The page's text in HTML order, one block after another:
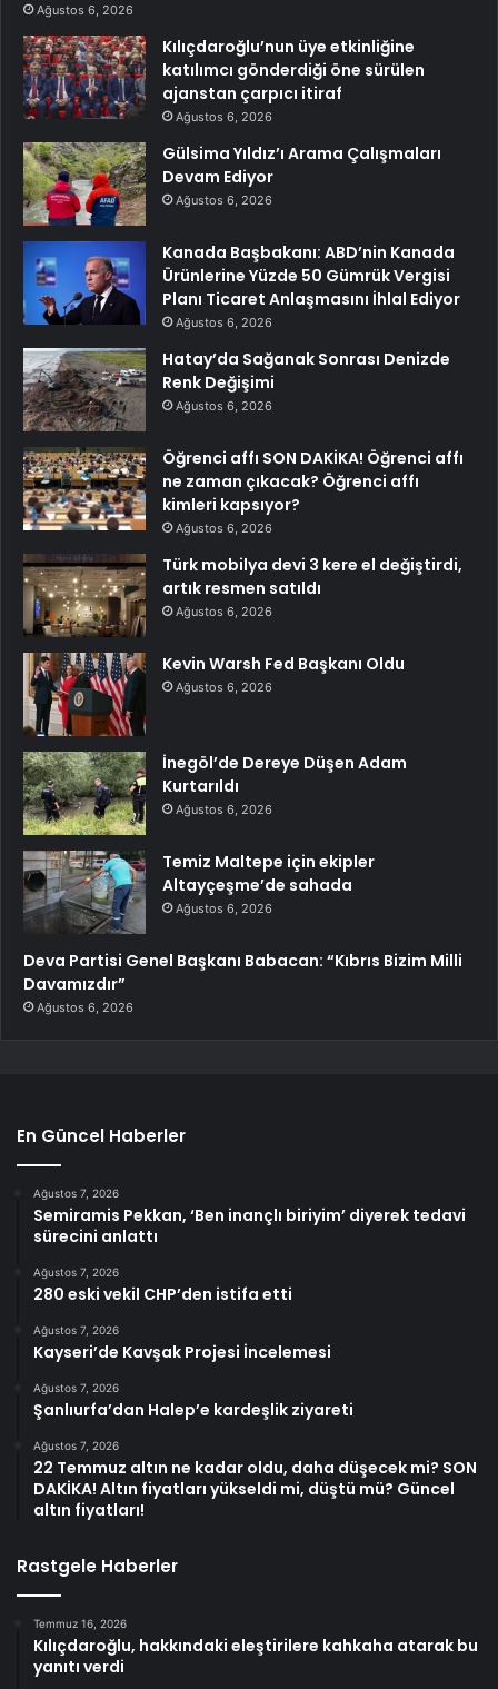
Ağustos 6, 2026
Kılıçdaroğlu’nun üye etkinliğine
katılımcı gönderdiği öne sürülen
ajanstan çarpıcı itiraf
Ağustos 6, 2026
Gülsima Yıldız’ı Arama Çalışmaları
Devam Ediyor
Ağustos 6, 2026
Kanada Başbakanı: ABD’nin Kanada
Ürünlerine Yüzde 50 Gümrük Vergisi
Planı Ticaret Anlaşmasını İhlal Ediyor
Ağustos 6, 2026
Hatay’da Sağanak Sonrası Denizde
Renk Değişimi
Ağustos 6, 2026
Öğrenci affı SON DAKİKA! Öğrenci affı
ne zaman çıkacak? Öğrenci affı
kimleri kapsıyor?
Ağustos 6, 2026
Türk mobilya devi 3 kere el değiştirdi,
artık resmen satıldı
Ağustos 6, 2026
Kevin Warsh Fed Başkanı Oldu
Ağustos 6, 2026
İnegöl’de Dereye Düşen Adam
Kurtarıldı
Ağustos 6, 2026
Temiz Maltepe için ekipler
Altayçeşme’de sahada
Ağustos 6, 2026
Deva Partisi Genel Başkanı Babacan: “Kıbrıs Bizim Milli
Davamızdır”
Ağustos 6, 2026
En Güncel Haberler
Ağustos 7, 2026
Semiramis Pekkan, ‘Ben inançlı biriyim’ diyerek tedavi
sürecini anlattı
Ağustos 7, 2026
280 eski vekil CHP’den istifa etti
Ağustos 7, 2026
Kayseri’de Kavşak Projesi İncelemesi
Ağustos 7, 2026
Şanlıurfa’dan Halep’e kardeşlik ziyareti
Ağustos 7, 2026
22 Temmuz altın ne kadar oldu, daha düşecek mi? SON
DAKİKA! Altın fiyatları yükseldi mi, düştü mü? Güncel
altın fiyatları!
Rastgele Haberler
Temmuz 16, 2026
Kılıçdaroğlu, hakkındaki eleştirilere kahkaha atarak bu
yanıtı verdi